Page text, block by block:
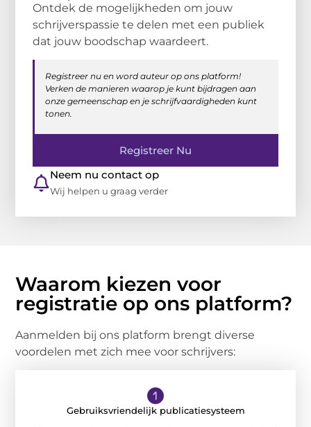
Ontdek de mogelijkheden om jouw
schrijverspassie te delen met een publiek
dat jouw boodschap waardeert.
Registreer nu en word auteur op ons platform!
Verken de manieren waarop je kunt bijdragen aan
onze gemeenschap en je schrijfvaardigheden kunt
tonen.
Registreer Nu
Neem nu contact op
Wij helpen u graag verder
Waarom kiezen voor
registratie op ons platform?
Aanmelden bij ons platform brengt diverse
voordelen met zich mee voor schrijvers:
Gebruiksvriendelijk publicatiesysteem